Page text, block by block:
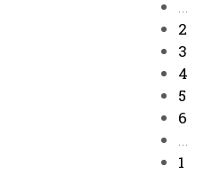
...
2
3
4
5
6
...
1